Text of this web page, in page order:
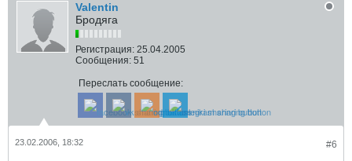
Valentin
Бродяга
Регистрация: 25.04.2005
Сообщения: 51
Переслать сообщение:
#6
23.02.2006, 18:32